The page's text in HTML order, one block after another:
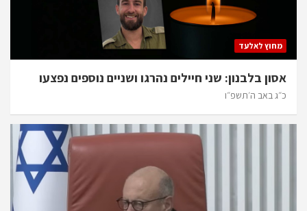
מחוץ לאלעד
אסון בלבנון: שני חיילים נהרגו ושניים נוספים נפצעו
כ״ג באב ה׳תשפ״ו